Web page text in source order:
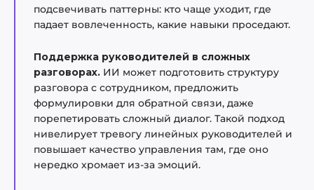
подсвечивать паттерны: кто чаще уходит, где
падает вовлеченность, какие навыки проседают.
Поддержка руководителей в сложных
разговорах. ИИ может подготовить структуру
разговора с сотрудником, предложить
формулировки для обратной связи, даже
порепетировать сложный диалог. Такой подход
нивелирует тревогу линейных руководителей и
повышает качество управления там, где оно
нередко хромает из-за эмоций.